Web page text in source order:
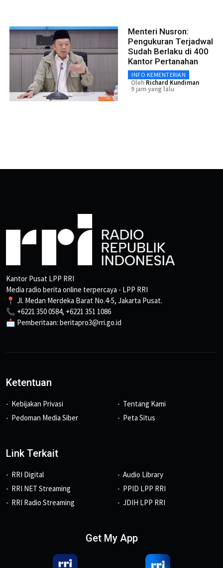
Menteri Nusron:
Pengukuran Terjadwal
Sudah Berlaku di 400
Kantor Pertanahan
INFO KEMENTERIAN
Oleh Richard Kundiman
9 jam yang lalu
Kantor Pusat LPP RRI
Media radio berita online terpercaya - LPP RRI
📍 Jl. Medan Merdeka Barat No.4-5, Jakarta Pusat.
📞 +6221 350 0584, +6221 351 1086
📩 Pemberitaan: beritapro3@rri.go.id
Ketentuan
Kebijakan Privasi
Pedoman Media Siber
Tentang Kami
Peta Situs
Link Terkait
RRI Digital
RRI NET Streaming
RRI Radio Streaming
Audio Library
PPID LPP RRI
JDIH LPP RRI
Get My App